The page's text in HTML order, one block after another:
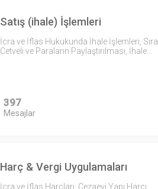
Satış (ihale) İşlemleri
İcra ve İflas Hukukunda İhale İşlemleri, Sıra
Cetveli ve Paraların Paylaştırılması, İhale…
397
Mesajlar
Harç & Vergi Uygulamaları
İcra ve İflas Harçları, Cezaevi Yapı Harcı,